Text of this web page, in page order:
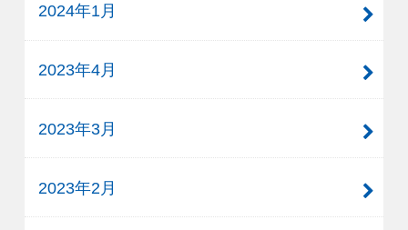
2024年1月
2023年4月
2023年3月
2023年2月